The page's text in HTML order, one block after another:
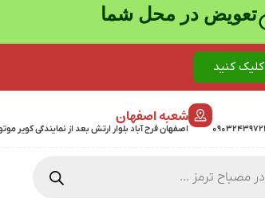
خرید قسطی با ترب‌پی
کلیک کنید
شعبه اصفهان
اصفهان فرح آباد بلوار ارتش بعد از نمایندگی کویر موتور نبش کوچه